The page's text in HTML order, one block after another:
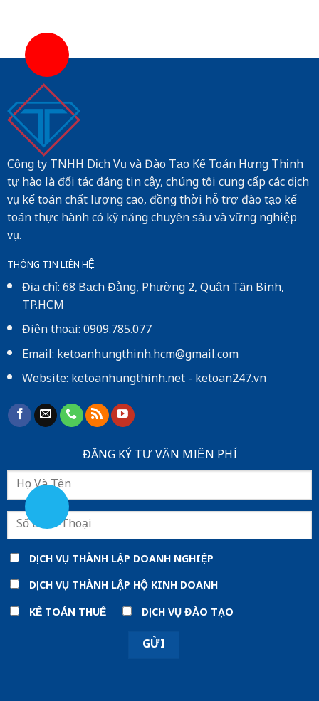
Công ty TNHH Dịch Vụ và Đào Tạo Kế Toán Hưng Thịnh
tự hào là đối tác đáng tin cậy, chúng tôi cung cấp các dịch
vụ kế toán chất lượng cao, đồng thời hỗ trợ đào tạo kế
toán thực hành có kỹ năng chuyên sâu và vững nghiệp
vụ.
THÔNG TIN LIÊN HỆ
Địa chỉ: 68 Bạch Đằng, Phường 2, Quận Tân Bình,
TP.HCM
Điện thoại: 0909.785.077
Email: ketoanhungthinh.hcm@gmail.com
Website:ketoanhungthinh.net-ketoan247.vn
ĐĂNG KÝ TƯ VẤN MIẾN PHÍ
DỊCH VỤ THÀNH LẬP DOANH NGHIỆP
DỊCH VỤ THÀNH LẬP HỘ KINH DOANH
KẾ TOÁN THUẾ
DỊCH VỤ ĐÀO TẠO